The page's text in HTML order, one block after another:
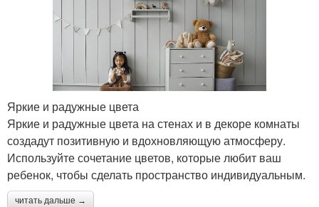
Яркие и радужные цвета
Яркие и радужные цвета на стенах и в декоре комнаты
создадут позитивную и вдохновляющую атмосферу.
Используйте сочетание цветов, которые любит ваш
ребенок, чтобы сделать пространство индивидуальным.
читать дальше →